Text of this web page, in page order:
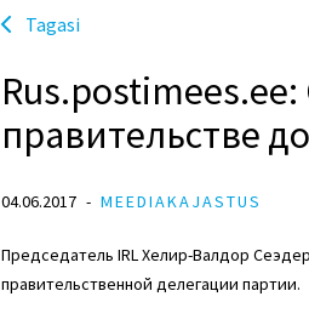
Tagasi
правительстве
04.06.2017 MEEDIAKAJASTUS
Председатель IRL Хелир-Валдор
правительственной делегации партии.